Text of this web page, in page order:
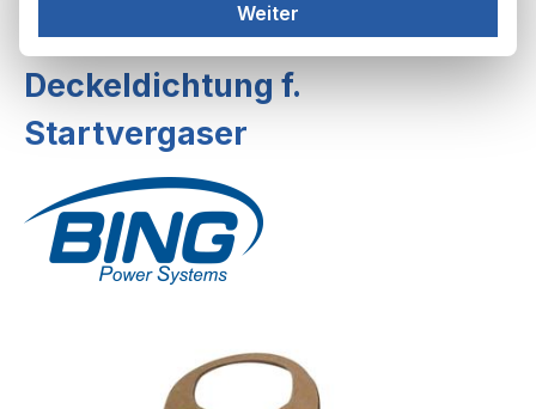
Deckeldichtung f.
Startvergaser
Bildergalerie überspringen
Weiter